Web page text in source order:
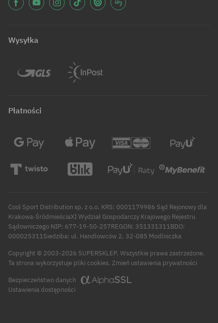
Wysyłka
Płatności
Cool Sport Distribution sp. z o.o. KRS: 0001179986 Sąd Rejonowy dla
Krakowa-ŚródmieściaXI Wydział Gospodarczy Krajowego Rejestru
Sądowniczego NIP: 677-19-50-257REGON: 351331311BDO:
000025311Siedziba: ul. Handlowców 2, 32-085 Modlniczka
Copyright © 2003-2026 SUPERSKLEP. Wszystkie prawa zastrzeżone.
Ta strona wykorzystuje pliki cookies. Zmień ustawienia prywatności
Bezpieczeństwo danych
Ustawienia dostępności